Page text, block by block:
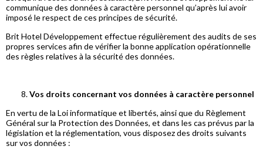
communique des données à caractère personnel qu’après lui avoir
imposé le respect de ces principes de sécurité.
Brit Hotel Développement effectue régulièrement des audits de ses
propres services afin de vérifier la bonne application opérationnelle
des règles relatives à la sécurité des données.
Vos droits concernant vos données à caractère personnel
En vertu de la Loi informatique et libertés, ainsi que du Règlement
Général sur la Protection des Données, et dans les cas prévus par la
législation et la réglementation, vous disposez des droits suivants
sur vos données :